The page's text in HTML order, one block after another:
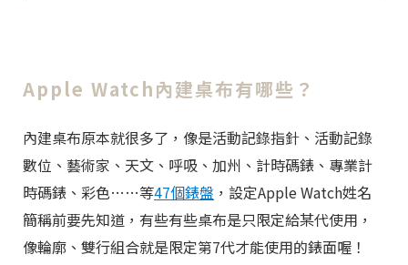
Apple Watch內建桌布有哪些？
內建桌布原本就很多了，像是活動記錄指針、活動記錄
數位、藝術家、天文、呼吸、加州、計時碼錶、專業計
時碼錶、彩色……等47個錶盤 ，設定Apple Watch姓名
簡稱前要先知道，有些有些桌布是只限定給某代使用，
像輪廓、雙行組合就是限定第7代才能使用的錶面喔！